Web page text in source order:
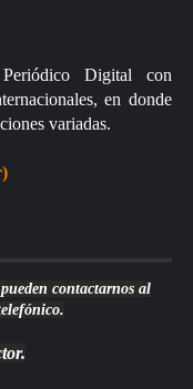
Digital con
en donde
variadas.
contactarnos al